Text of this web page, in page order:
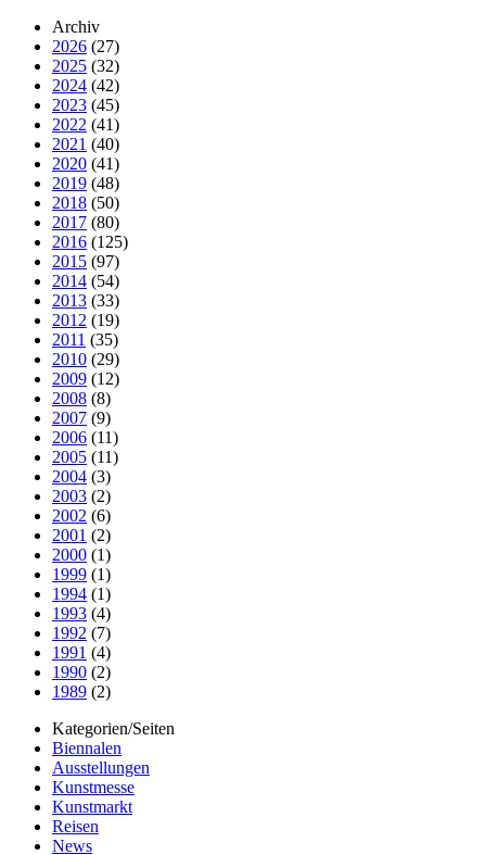
Archiv
2026 (27)
2025 (32)
2024 (42)
2023 (45)
2022 (41)
2021 (40)
2020 (41)
2019 (48)
2018 (50)
2017 (80)
2016 (125)
2015 (97)
2014 (54)
2013 (33)
2012 (19)
2011 (35)
2010 (29)
2009 (12)
2008 (8)
2007 (9)
2006 (11)
2005 (11)
2004 (3)
2003 (2)
2002 (6)
2001 (2)
2000 (1)
1999 (1)
1994 (1)
1993 (4)
1992 (7)
1991 (4)
1990 (2)
1989 (2)
Kategorien/Seiten
Biennalen
Ausstellungen
Kunstmesse
Kunstmarkt
Reisen
News